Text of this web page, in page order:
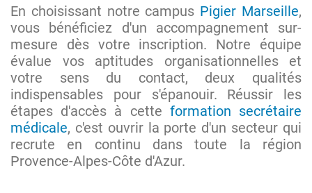
En choisissant notre campus Pigier Marseille,
vous bénéficiez d'un accompagnement sur-
mesure dès votre inscription. Notre équipe
évalue vos aptitudes organisationnelles et
votre sens du contact, deux qualités
indispensables pour s'épanouir. Réussir les
étapes d'accès à cette formation secrétaire
médicale, c'est ouvrir la porte d'un secteur qui
recrute en continu dans toute la région
Provence-Alpes-Côte d'Azur.